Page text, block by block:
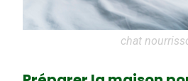
chat